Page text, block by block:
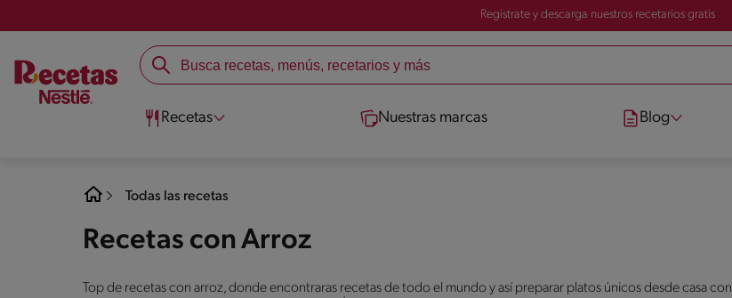
Registrate y descarga nuestros recetarios gratis
Recetas Nuestras marcas Blog
Todas las recetas
Recetas con Arroz
Top de recetas con arroz, donde encontraras recetas de todo el mundo y así preparar platos únicos desde casa con